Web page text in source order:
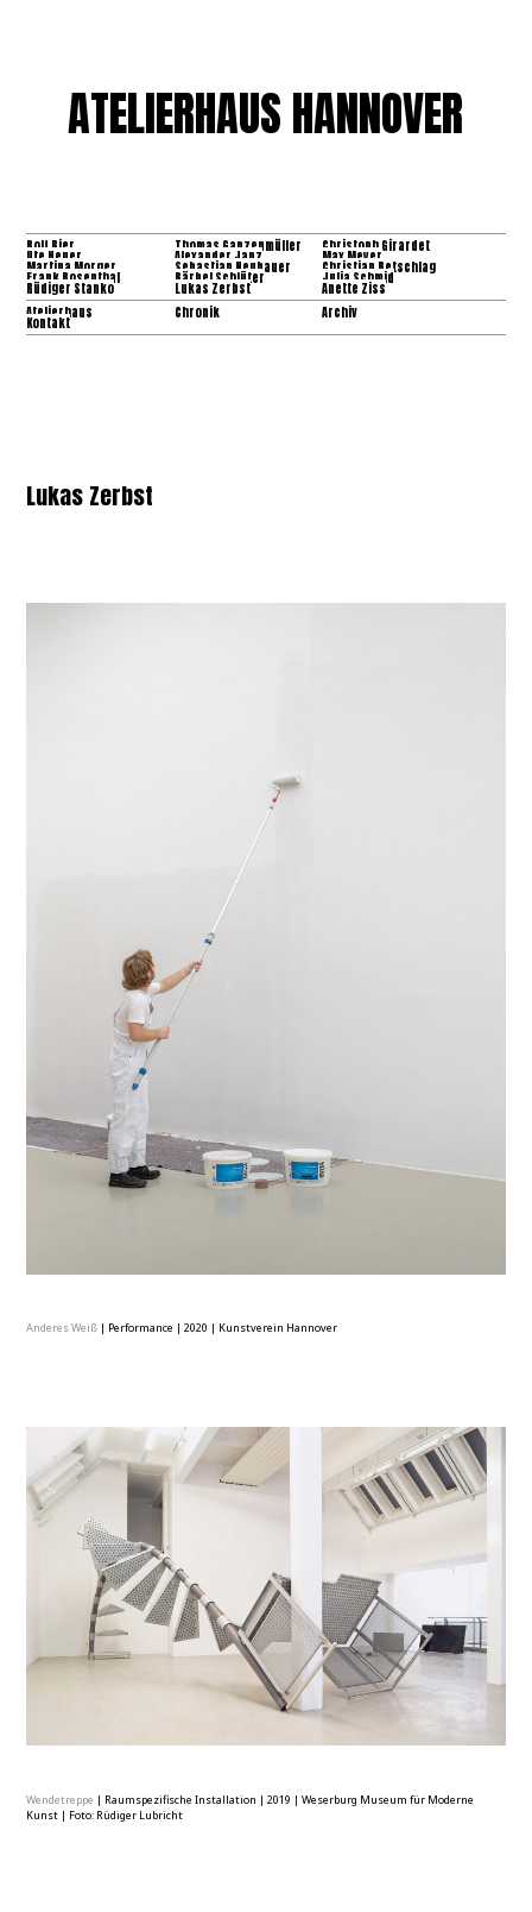
ATELIERHAUS HANNOVER
Rolf Bier Thomas Ganzenmüller Christoph Girardet
Ute Heuer Alexander Janz Max Meyer
Martina Morger Sebastian Neubauer Christian Retschlag
Frank Rosenthal Bärbel Schlüter Julia Schmid
Rüdiger Stanko Lukas Zerbst
Anette Ziss
Atelierhaus
Chronik Archiv
Kontakt
Lukas Zerbst
Anderes Weiß | Performance |2020 | Kunstverein Hannover
Wendetreppe | Raumspezifische Installation |2019 |Weserburg Museum für Moderne
Kunst | Foto: Rüdiger Lubricht